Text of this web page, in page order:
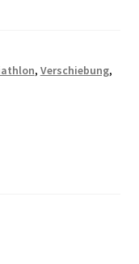
, Verschiebung,